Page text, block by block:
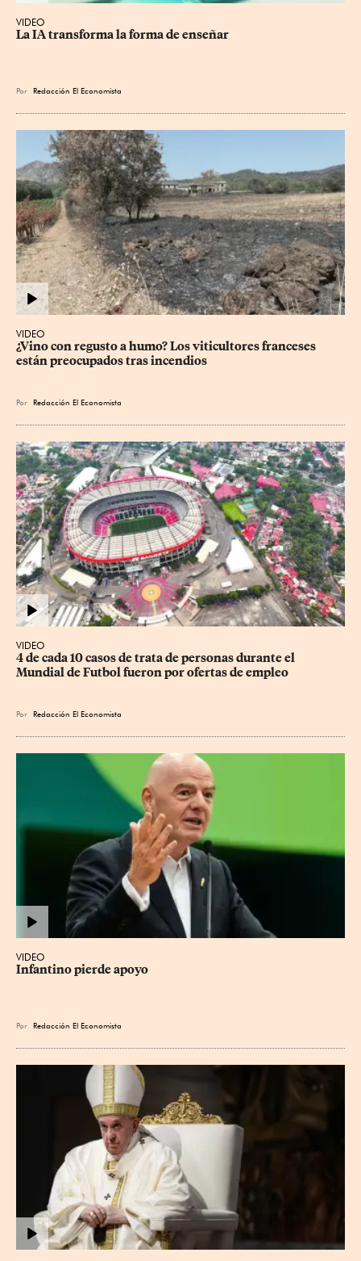
VIDEO
La IA transforma la forma de enseñar
Por Redacción El Economista
VIDEO
¿Vino con regusto a humo? Los viticultores franceses
están preocupados tras incendios
Por Redacción El Economista
VIDEO
4 de cada 10 casos de trata de personas durante el
Mundial de Futbol fueron por ofertas de empleo
Por Redacción El Economista
VIDEO
Infantino pierde apoyo
Por Redacción El Economista